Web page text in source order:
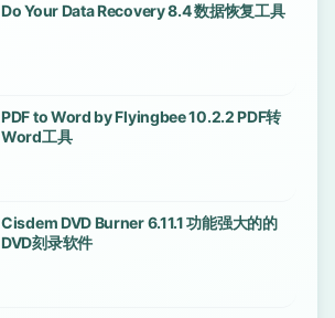
Do Your Data Recovery 8.4 数据恢复工具
PDF to Word by Flyingbee 10.2.2 PDF转
Word工具
Cisdem DVD Burner 6.11.1 功能强大的的
DVD刻录软件